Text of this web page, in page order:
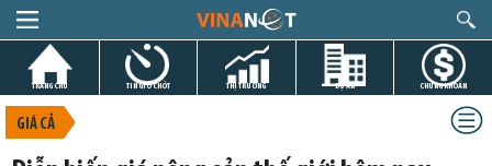
TRANG CHỦ TIN GIỜ CHÓT THỊ TRƯỜNG DỰ ÁN CHỨNG KHOÁN
GIÁ CẢ